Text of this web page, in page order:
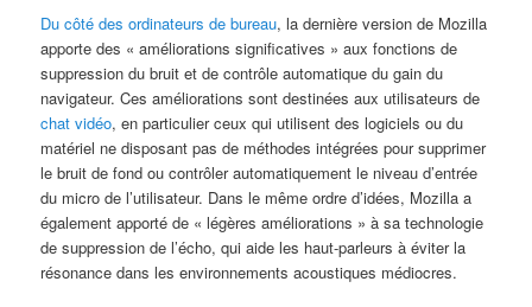
Du côté des ordinateurs de bureau, la dernière version de Mozilla
apporte des « améliorations significatives » aux fonctions de
suppression du bruit et de contrôle automatique du gain du
navigateur. Ces améliorations sont destinées aux utilisateurs de
chat vidéo, en particulier ceux qui utilisent des logiciels ou du
matériel ne disposant pas de méthodes intégrées pour supprimer
le bruit de fond ou contrôler automatiquement le niveau d’entrée
du micro de l’utilisateur. Dans le même ordre d’idées, Mozilla a
également apporté de « légères améliorations » à sa technologie
de suppression de l’écho, qui aide les haut-parleurs à éviter la
résonance dans les environnements acoustiques médiocres.